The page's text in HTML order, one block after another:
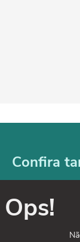
Confira
Ops!